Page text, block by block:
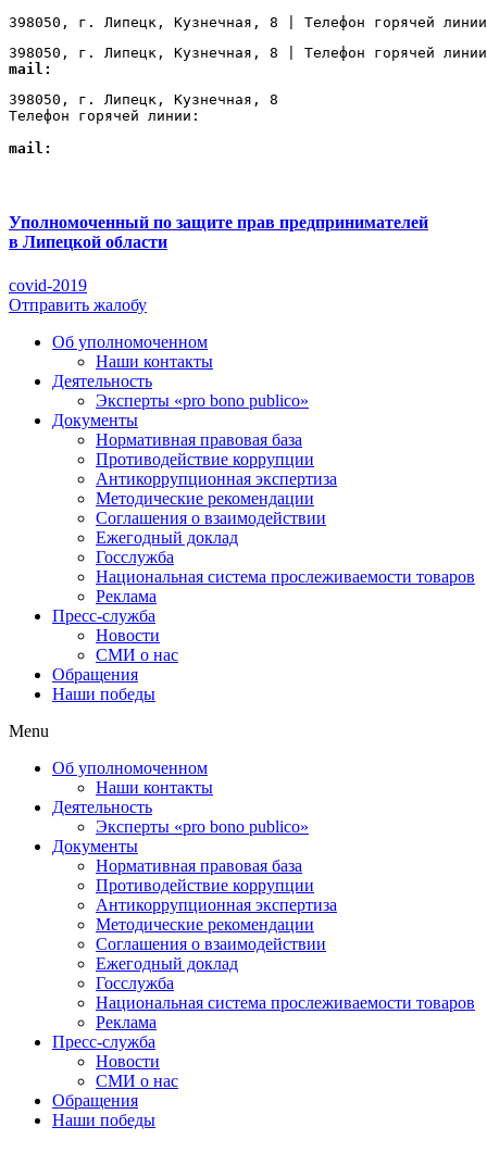
398050, г. Липецк, Кузнечная, 8 | Телефон горячей
398050, г. Липецк, Кузнечная, 8 | Телефон горячей
mail:
398050, г. Липецк, Кузнечная, 8
Телефон горячей линии:
mail:
Уполномоченный по защите прав предпринимателей
в Липецкой области
covid-2019
Отправить жалобу
Об уполномоченном
Наши контакты
Деятельность
Эксперты «pro bono publico»
Документы
Нормативная правовая база
Противодействие коррупции
Антикоррупционная экспертиза
Методические рекомендации
Соглашения о взаимодействии
Ежегодный доклад
Госслужба
Национальная система прослеживаемости товаров
Реклама
Пресс-служба
Новости
СМИ о нас
Обращения
Наши победы
Menu
Об уполномоченном
Наши контакты
Деятельность
Эксперты «pro bono publico»
Документы
Нормативная правовая база
Противодействие коррупции
Антикоррупционная экспертиза
Методические рекомендации
Соглашения о взаимодействии
Ежегодный доклад
Госслужба
Национальная система прослеживаемости товаров
Реклама
Пресс-служба
Новости
СМИ о нас
Обращения
Наши победы